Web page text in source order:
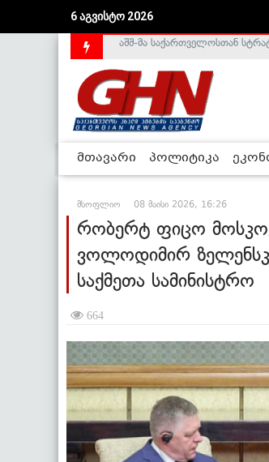
6 აგვისტო 2026
საქართველოს დე-ფაქტო
მთავარი პოლიტიკა
მსოფლიო 08 მაისი 2026, 16:26
რობერტ ფიცო
ვოლოდიმირ
საქმეთა სამინისტრო
664